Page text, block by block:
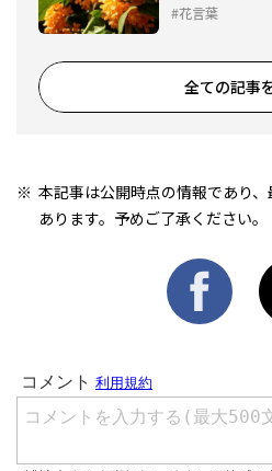
花言葉
全ての記事
本記事は公開時点の情報であり
あります。予めご了承ください。